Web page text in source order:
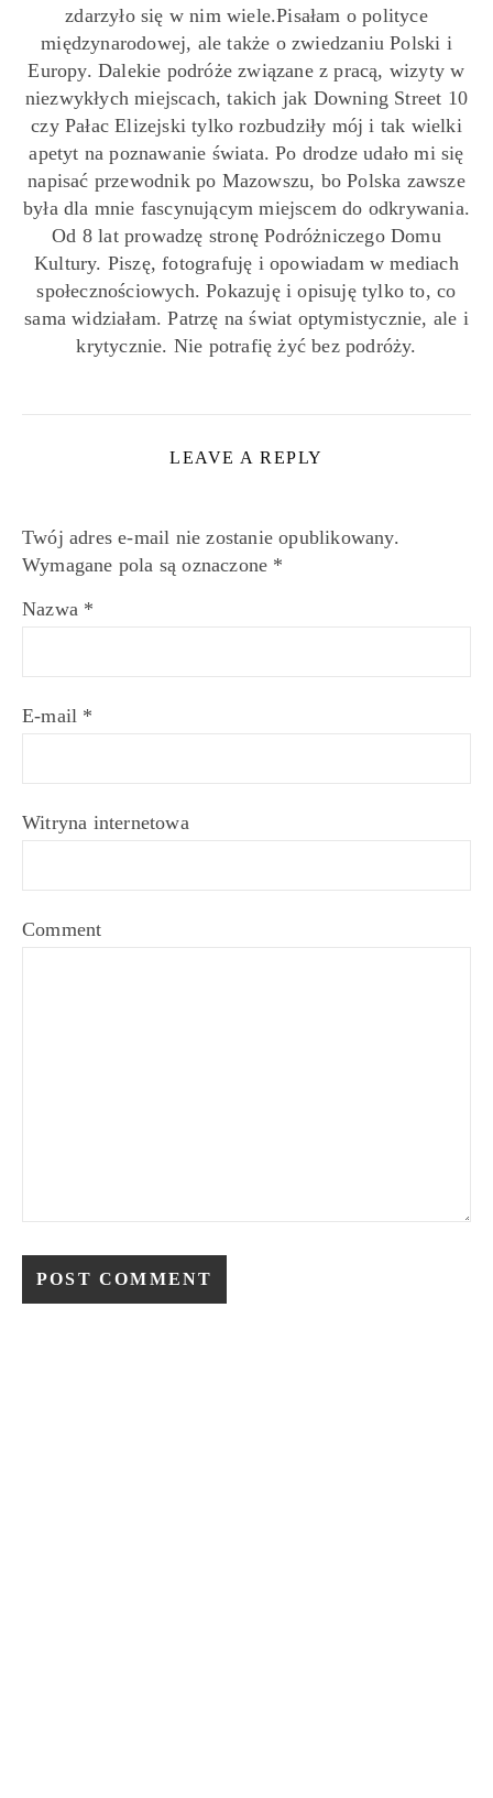
zdarzyło się w nim wiele.Pisałam o polityce
międzynarodowej, ale także o zwiedzaniu Polski i
Europy. Dalekie podróże związane z pracą, wizyty w
niezwykłych miejscach, takich jak Downing Street 10
czy Pałac Elizejski tylko rozbudziły mój i tak wielki
apetyt na poznawanie świata. Po drodze udało mi się
napisać przewodnik po Mazowszu, bo Polska zawsze
była dla mnie fascynującym miejscem do odkrywania.
Od 8 lat prowadzę stronę Podróżniczego Domu
Kultury. Piszę, fotografuję i opowiadam w mediach
społecznościowych. Pokazuję i opisuję tylko to, co
sama widziałam. Patrzę na świat optymistycznie, ale i
krytycznie. Nie potrafię żyć bez podróży.
LEAVE A REPLY
Twój adres e-mail nie zostanie opublikowany.
Wymagane pola są oznaczone *
Nazwa *
E-mail *
Witryna internetowa
Comment